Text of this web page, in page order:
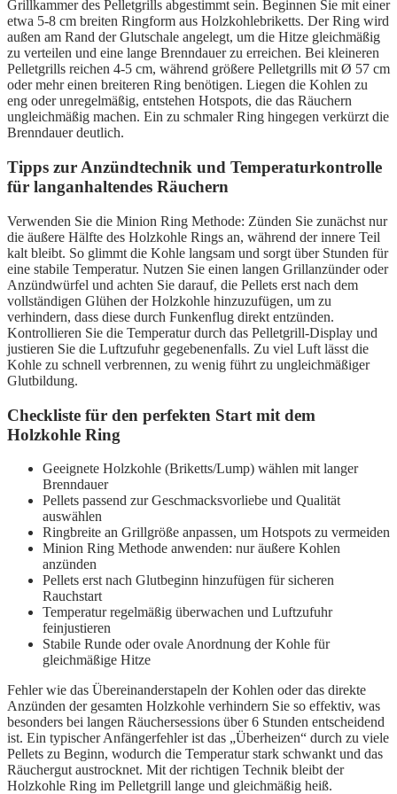
Grillkammer des Pelletgrills abgestimmt sein. Beginnen Sie mit einer
etwa 5-8 cm breiten Ringform aus Holzkohlebriketts. Der Ring wird
außen am Rand der Glutschale angelegt, um die Hitze gleichmäßig
zu verteilen und eine lange Brenndauer zu erreichen. Bei kleineren
Pelletgrills reichen 4-5 cm, während größere Pelletgrills mit Ø 57 cm
oder mehr einen breiteren Ring benötigen. Liegen die Kohlen zu
eng oder unregelmäßig, entstehen Hotspots, die das Räuchern
ungleichmäßig machen. Ein zu schmaler Ring hingegen verkürzt die
Brenndauer deutlich.
Tipps zur Anzündtechnik und Temperaturkontrolle
für langanhaltendes Räuchern
Verwenden Sie die Minion Ring Methode: Zünden Sie zunächst nur
die äußere Hälfte des Holzkohle Rings an, während der innere Teil
kalt bleibt. So glimmt die Kohle langsam und sorgt über Stunden für
eine stabile Temperatur. Nutzen Sie einen langen Grillanzünder oder
Anzündwürfel und achten Sie darauf, die Pellets erst nach dem
vollständigen Glühen der Holzkohle hinzuzufügen, um zu
verhindern, dass diese durch Funkenflug direkt entzünden.
Kontrollieren Sie die Temperatur durch das Pelletgrill-Display und
justieren Sie die Luftzufuhr gegebenenfalls. Zu viel Luft lässt die
Kohle zu schnell verbrennen, zu wenig führt zu ungleichmäßiger
Glutbildung.
Checkliste für den perfekten Start mit dem
Holzkohle Ring
Geeignete Holzkohle (Briketts/Lump) wählen mit langer
Brenndauer
Pellets passend zur Geschmacksvorliebe und Qualität
auswählen
Ringbreite an Grillgröße anpassen, um Hotspots zu vermeiden
Minion Ring Methode anwenden: nur äußere Kohlen
anzünden
Pellets erst nach Glutbeginn hinzufügen für sicheren
Rauchstart
Temperatur regelmäßig überwachen und Luftzufuhr
feinjustieren
Stabile Runde oder ovale Anordnung der Kohle für
gleichmäßige Hitze
Fehler wie das Übereinanderstapeln der Kohlen oder das direkte
Anzünden der gesamten Holzkohle verhindern Sie so effektiv, was
besonders bei langen Räuchersessions über 6 Stunden entscheidend
ist. Ein typischer Anfängerfehler ist das „Überheizen“ durch zu viele
Pellets zu Beginn, wodurch die Temperatur stark schwankt und das
Räuchergut austrocknet. Mit der richtigen Technik bleibt der
Holzkohle Ring im Pelletgrill lange und gleichmäßig heiß.